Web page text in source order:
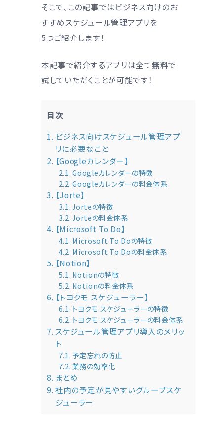
そこで、この記事ではビジネス向けのお
すすめスケジュール管理アプリを
5つご紹介します！
本記事で紹介するアプリは全て無料で
試していただくことが可能です！
目次
ビジネス向けスケジュール管理アプ
リに必要なこと
【Googleカレンダー】
Googleカレンダーの特徴
Googleカレンダーの料金体系
【Jorte】
Jorteの特徴
Jorteの料金体系
【Microsoft To Do】
Microsoft To Doの特徴
Microsoft To Doの料金体系
【Notion】
Notionの特徴
Notionの料金体系
【トヨクモ スケジューラー】
トヨクモ スケジューラーの特徴
トヨクモ スケジューラーの料金体系
スケジュール管理アプリ導入のメリッ
ト
予定忘れの防止
業務の効率化
まとめ
社内の予定が見やすいグループスケ
ジューラー